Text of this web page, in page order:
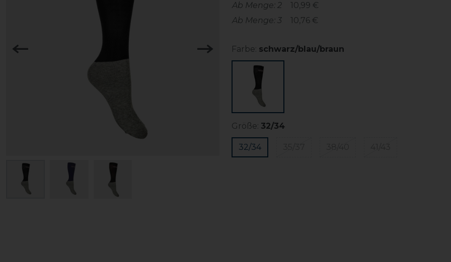
Ab Menge: 2
10,99 €
Ab Menge: 3
10,76 €
Farbe: schwarz/blau/braun
Größe: 32/34
32/34